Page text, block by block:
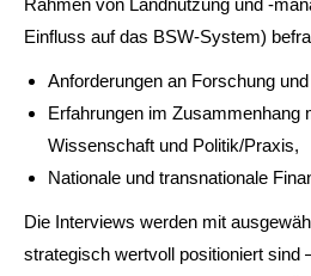
Rahmen von Landnutzung und -
Einfluss auf das BSW-System)
Anforderungen an Forschung
Erfahrungen im Zusammenhang
Wissenschaft und Politik/Praxis,
Nationale und transnationale
Die Interviews werden mit
strategisch wertvoll positioniert sind